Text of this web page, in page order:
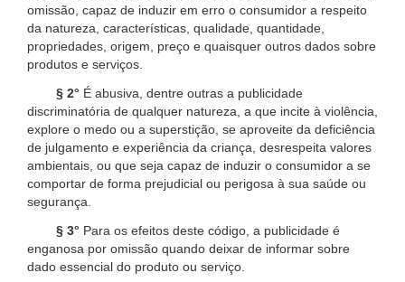
omissão, capaz de induzir em erro o consumidor a respeito
da natureza, características, qualidade, quantidade,
propriedades, origem, preço e quaisquer outros dados sobre
produtos e serviços.
§ 2° É abusiva, dentre outras a publicidade
discriminatória de qualquer natureza, a que incite à violência,
explore o medo ou a superstição, se aproveite da deficiência
de julgamento e experiência da criança, desrespeita valores
ambientais, ou que seja capaz de induzir o consumidor a se
comportar de forma prejudicial ou perigosa à sua saúde ou
segurança.
§ 3° Para os efeitos deste código, a publicidade é
enganosa por omissão quando deixar de informar sobre
dado essencial do produto ou serviço.